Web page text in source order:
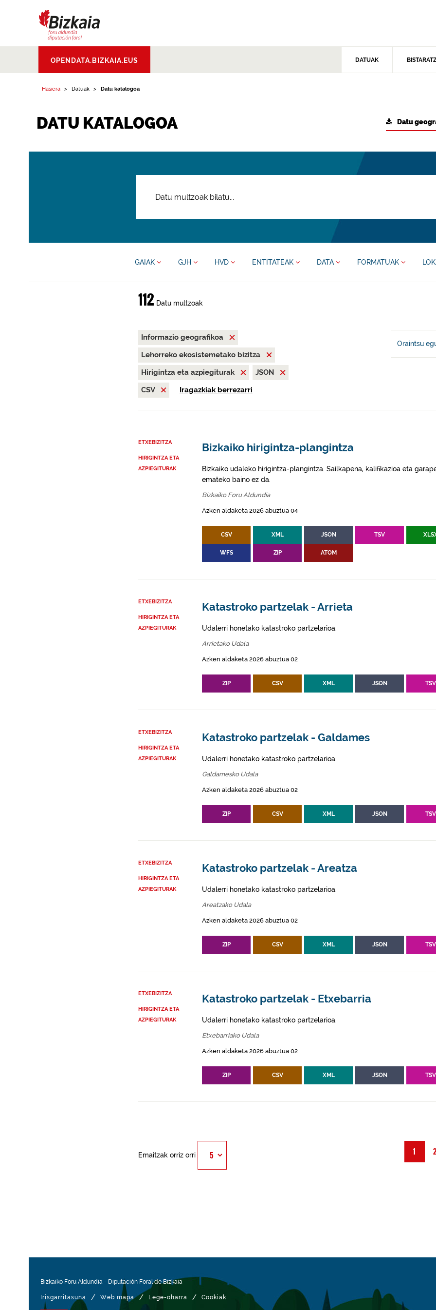
Aldundia.Diputacion
Foral de Bizkaia
OPENDATA.BIZKAIA.EUS DATUAK
Hasiera Datuak Datu katalogoa
DATU KATALOGOA Datu
GAIAK GJH HVD ENTITATEAK DATA FORMATUAK
112 Datu multzoak
Informazio geografikoa
Lehorreko ekosistemetako bizitza
Hirigintza eta azpiegiturak
JSON
CSV
Iragazkiak berrezarri
Oraintsu
ETXEBIZITZA
HIRIGINTZA ETA
AZPIEGITURAK
Bizkaiko hirigintza-plangintza
Bizkaiko udaleko hirigintza-plangintza. Sailkapena, kalifikazioa eta
emateko baino ez da.
Bizkaiko Foru Aldundia
Azken aldaketa 2026 abuztua 04
CSV XML JSON TSV
WFS ZIP ATOM
ETXEBIZITZA
HIRIGINTZA ETA
AZPIEGITURAK
Katastroko partzelak - Arrieta
Udalerri honetako katastroko partzelarioa.
Arrietako Udala
Azken aldaketa 2026 abuztua 02
ZIP CSV XML JSON TSV
ETXEBIZITZA
HIRIGINTZA ETA
AZPIEGITURAK
Katastroko partzelak - Galdames
Udalerri honetako katastroko partzelarioa.
Galdamesko Udala
Azken aldaketa 2026 abuztua 02
ZIP CSV XML JSON TSV
ETXEBIZITZA
HIRIGINTZA ETA
AZPIEGITURAK
Katastroko partzelak - Areatza
Udalerri honetako katastroko partzelarioa.
Areatzako Udala
Azken aldaketa 2026 abuztua 02
ZIP CSV XML JSON TSV
ETXEBIZITZA
HIRIGINTZA ETA
AZPIEGITURAK
Katastroko partzelak - Etxebarria
Udalerri honetako katastroko partzelarioa.
Etxebarriako Udala
Azken aldaketa 2026 abuztua 02
ZIP CSV XML JSON TSV
1 2
Emaitzak orriz orri
Bizkaiko Foru Aldundia - Diputación Foral de Bizkaia
Irisgarritasuna / Web mapa / Lege-oharra / Cookiak